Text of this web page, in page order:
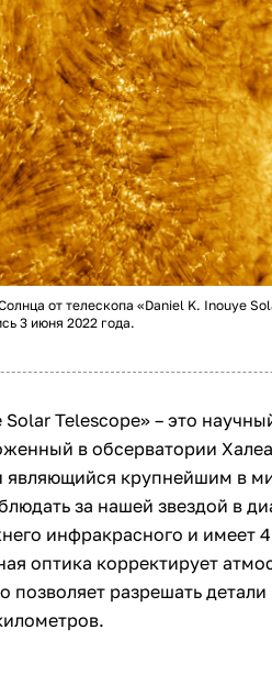
от телескопа «Daniel K. Inouye
3 июня 2022 года.
Telescope» – это
в обсерватории
являющийся крупнейшим в
за нашей звездой в
инфракрасного и имеет
оптика корректирует
позволяет разрешать